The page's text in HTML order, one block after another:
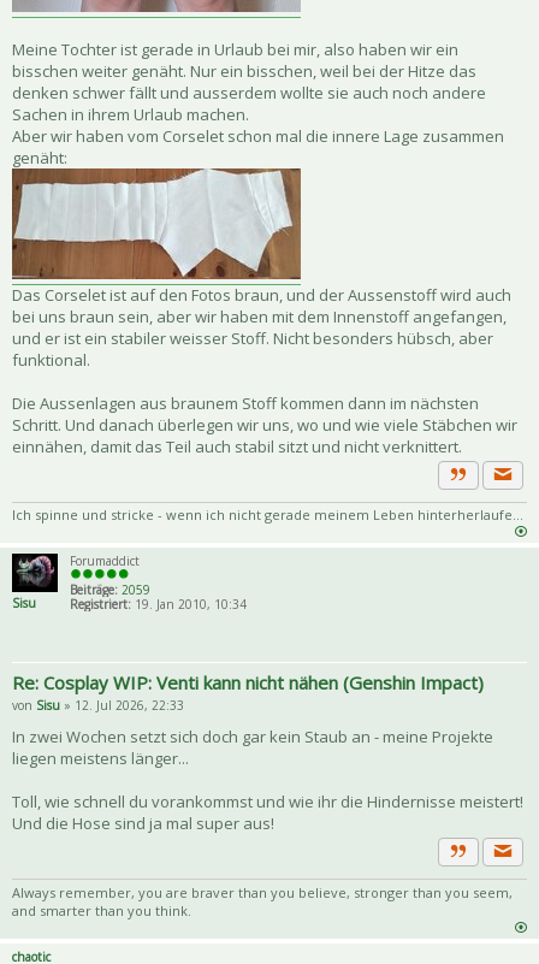
Meine Tochter ist gerade in Urlaub bei mir, also haben wir ein
bisschen weiter genäht. Nur ein bisschen, weil bei der Hitze das
denken schwer fällt und ausserdem wollte sie auch noch andere
Sachen in ihrem Urlaub machen.
Aber wir haben vom Corselet schon mal die innere Lage zusammen
genäht:
Das Corselet ist auf den Fotos braun, und der Aussenstoff wird auch
bei uns braun sein, aber wir haben mit dem Innenstoff angefangen,
und er ist ein stabiler weisser Stoff. Nicht besonders hübsch, aber
funktional.
Die Aussenlagen aus braunem Stoff kommen dann im nächsten
Schritt. Und danach überlegen wir uns, wo und wie viele Stäbchen wir
einnähen, damit das Teil auch stabil sitzt und nicht verknittert.
Zitat
Ich spinne und stricke - wenn ich nicht gerade meinem Leben hinterherlaufe...
Sisu
Forumaddict
Beiträge: 2059
Registriert:19. Jan 2010, 10:34
Re: Cosplay WIP: Venti kann nicht nähen (Genshin Impact)
von Sisu » 12. Jul 2026, 22:33
In zwei Wochen setzt sich doch gar kein Staub an - meine Projekte
liegen meistens länger...
Toll, wie schnell du vorankommst und wie ihr die Hindernisse meistert!
Und die Hose sind ja mal super aus!
Zitat
Always remember, you are braver than you believe, stronger than you seem,
and smarter than you think.
chaotic